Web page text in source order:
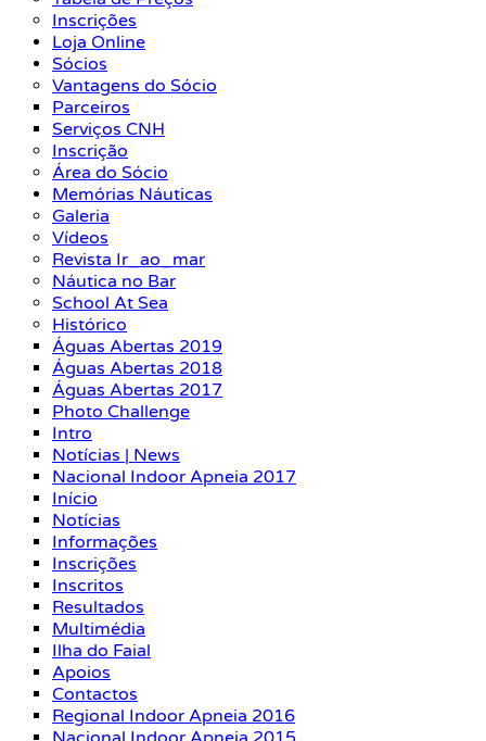
Inscrições
Loja Online
Sócios
Vantagens do Sócio
Parceiros
Serviços CNH
Inscrição
Área do Sócio
Memórias Náuticas
Galeria
Vídeos
Revista Ir_ao_mar
Náutica no Bar
School At Sea
Histórico
Águas Abertas 2019
Águas Abertas 2018
Águas Abertas 2017
Photo Challenge
Intro
Notícias | News
Nacional Indoor Apneia 2017
Início
Notícias
Informações
Inscrições
Inscritos
Resultados
Multimédia
Ilha do Faial
Apoios
Contactos
Regional Indoor Apneia 2016